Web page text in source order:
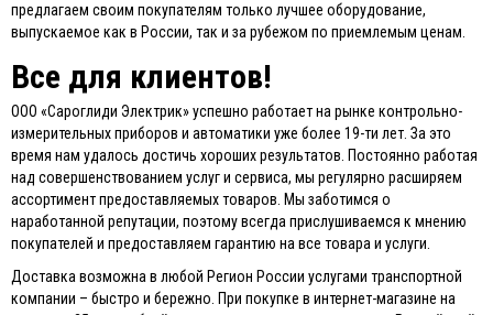
предлагаем своим покупателям только лучшее оборудование,
выпускаемое как в России, так и за рубежом по приемлемым ценам.
Все для клиентов!
ООО «Сароглиди Электрик» успешно работает на рынке контрольно-
измерительных приборов и автоматики уже более 19-ти лет. За это
время нам удалось достичь хороших результатов. Постоянно работая
над совершенствованием услуг и сервиса, мы регулярно расширяем
ассортимент предоставляемых товаров. Мы заботимся о
наработанной репутации, поэтому всегда прислушиваемся к мнению
покупателей и предоставляем гарантию на все товара и услуги.
Доставка возможна в любой Регион России услугами транспортной
компании – быстро и бережно. При покупке в интернет-магазине на